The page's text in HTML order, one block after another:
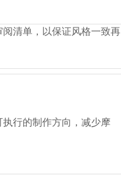
清单，以保证风格一致再
行的制作方向，减少摩